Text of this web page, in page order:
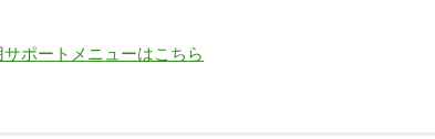
サポートメニューはこちら